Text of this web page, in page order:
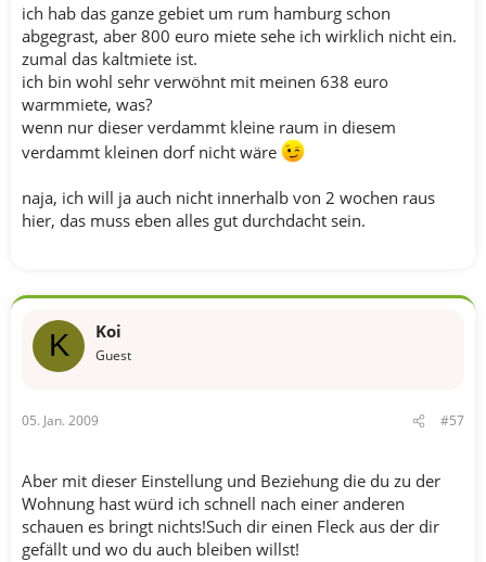
ich hab das ganze gebiet um rum hamburg schon
abgegrast, aber 800 euro miete sehe ich wirklich nicht ein.
zumal das kaltmiete ist.
ich bin wohl sehr verwöhnt mit meinen 638 euro
warmmiete, was?
wenn nur dieser verdammt kleine raum in diesem
verdammt kleinen dorf nicht wäre
naja, ich will ja auch nicht innerhalb von 2 wochen raus
hier, das muss eben alles gut durchdacht sein.
K Koi
Guest
05. Jan. 2009 #57
Aber mit dieser Einstellung und Beziehung die du zu der
Wohnung hast würd ich schnell nach einer anderen
schauen es bringt nichts!Such dir einen Fleck aus der dir
gefällt und wo du auch bleiben willst!